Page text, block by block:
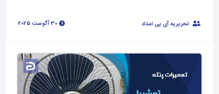
تحریریه آی پی امداد